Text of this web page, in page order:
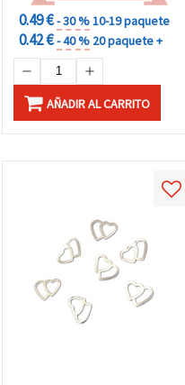
0.49 €- 30 %10-19 paquete
0.42 €- 40 % 20 paquete +
AÑADIR AL CARRITO